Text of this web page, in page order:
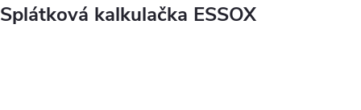
Splátková kalkulačka ESSOX